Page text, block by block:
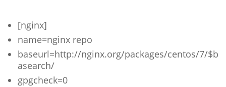
[nginx]
name=nginx repo
baseurl=http://nginx.org/packages/centos/7/$b
asearch/
gpgcheck=0